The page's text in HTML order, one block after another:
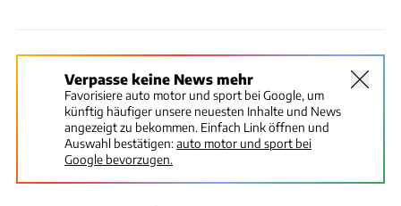
Verpasse keine News mehr
Favorisiere auto motor und sport bei Google, um
künftig häufiger unsere neuesten Inhalte und News
angezeigt zu bekommen. Einfach Link öffnen und
Auswahl bestätigen:auto motor und sport bei
Google bevorzugen.